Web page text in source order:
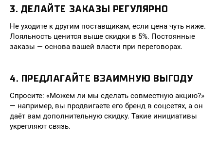
3. ДЕЛАЙТЕ ЗАКАЗЫ РЕГУЛЯРНО
Не уходите к другим поставщикам, если цена чуть ниже.
Лояльность ценится выше скидки в 5%. Постоянные
заказы — основа вашей власти при переговорах.
4. ПРЕДЛАГАЙТЕ ВЗАИМНУЮ ВЫГОДУ
Спросите: «Можем ли мы сделать совместную акцию?»
— например, вы продвигаете его бренд в соцсетях, а он
даёт вам дополнительную скидку. Такие инициативы
укрепляют связь.